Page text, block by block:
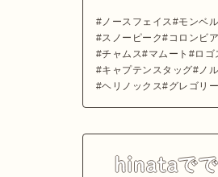
ノースフェイス モンベ
スノーピーク
コロンビ
チャムス
マムート ロゴ
キャプテンスタッグ
ノ
ヘリノックス
グレゴリ